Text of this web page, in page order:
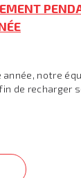
année, notre
de recharger